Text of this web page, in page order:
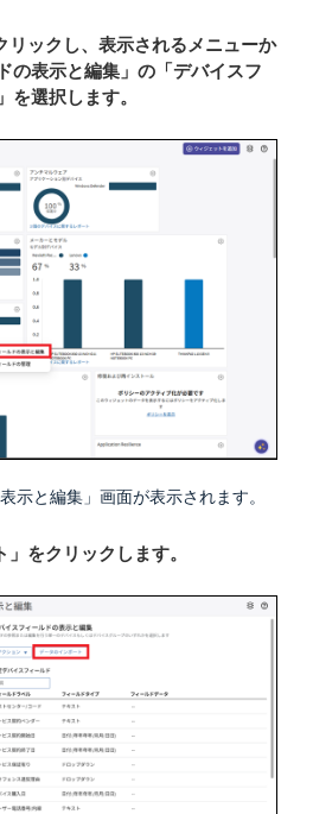
リックし、表示されるメニューか
の表示と編集」の「デバイスフ
を選択します。
示と編集」画面が表示されます。
をクリックします。